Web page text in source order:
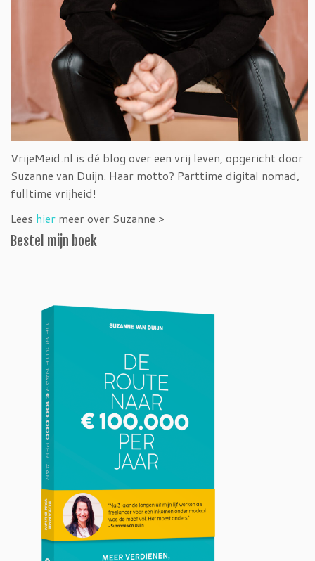
VrijeMeid.nl is dé blog over een vrij leven, opgericht door
Suzanne van Duijn. Haar motto? Parttime digital nomad,
fulltime vrijheid!
Lees hier meer over Suzanne >
Bestel mijn boek